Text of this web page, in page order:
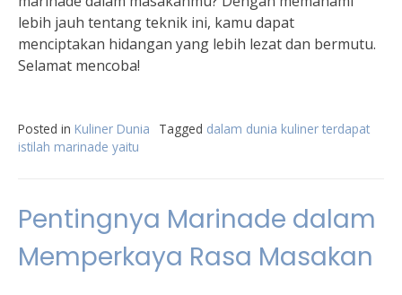
lebih jauh tentang teknik ini, kamu dapat
menciptakan hidangan yang lebih lezat dan bermutu.
Selamat mencoba!
Posted in Kuliner Dunia Tagged dalam dunia kuliner terdapat
istilah marinade yaitu
Pentingnya Marinade dalam
Memperkaya Rasa Masakan